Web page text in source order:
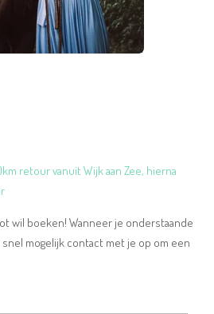
retour vanuit Wijk aan Zee, hierna
wil boeken! Wanneer je onderstaande
mogelijk contact met je op om een